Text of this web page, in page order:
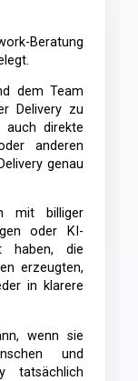
Delivery zu
auch direkte
anderen
genau
oder KI-
haben, die
erzeugten,
in klarere
und
tatsächlich